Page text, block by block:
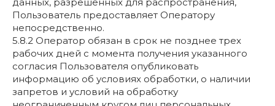
данных, разрешенных для распространения,
Пользователь предоставляет Оператору
непосредственно.
5.8.2 Оператор обязан в срок не позднее трех
рабочих дней с момента получения указанного
согласия Пользователя опубликовать
информацию об условиях обработки, о наличии
запретов и условий на обработку